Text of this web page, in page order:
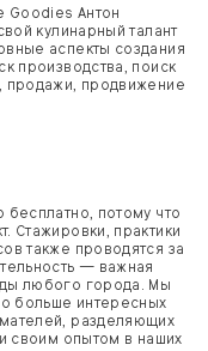
Goodies Антон
кулинарный талант
аспекты создания
производства, поиск
продажи, продвижение
потому что
Стажировки, практики
также проводятся за
— важная
любого города. Мы
больше интересных
разделяющих
своим опытом в наших